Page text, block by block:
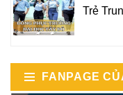
Trẻ
FANPAGE